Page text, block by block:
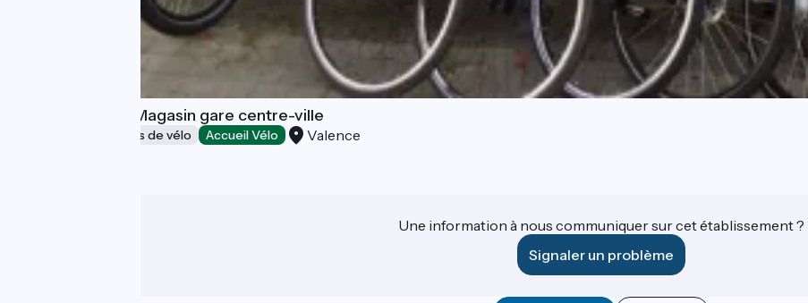
Carbone Zéro - Magasin gare centre-ville
Loueurs/réparateurs de vélo Accueil Vélo Valence
Une information à nous communiquer sur cet établissement ?
Signaler un problème